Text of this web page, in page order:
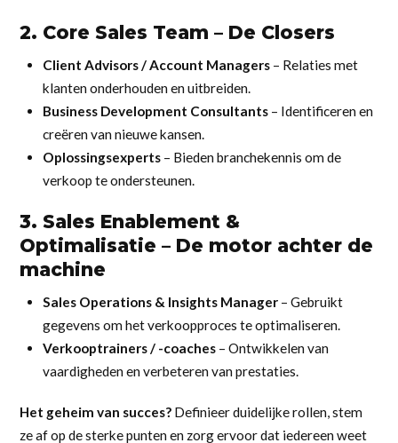
2. Core Sales Team – De Closers
Client Advisors / Account Managers– Relaties met
klanten onderhouden en uitbreiden.
Business Development Consultants– Identificeren en
creëren van nieuwe kansen.
Oplossingsexperts– Bieden branchekennis om de
verkoop te ondersteunen.
3. Sales Enablement &
Optimalisatie – De motor achter de
machine
Sales Operations & Insights Manager– Gebruikt
gegevens om het verkoopproces te optimaliseren.
Verkooptrainers / -coaches– Ontwikkelen van
vaardigheden en verbeteren van prestaties.
Het geheim van succes? Definieer duidelijke rollen, stem
ze af op de sterke punten en zorg ervoor dat iedereen weet